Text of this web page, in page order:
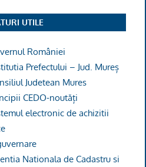
UTILE
României
Prefectului – Jud. Mureș
Judetean Mures
CEDO-noutăți
electronic de achizitii
Nationala de Cadastru si